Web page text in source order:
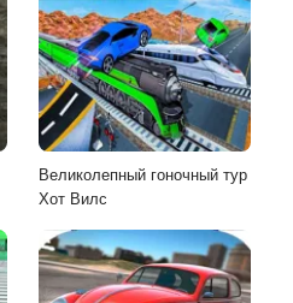
Великолепный гоночный тур
Хот Вилс